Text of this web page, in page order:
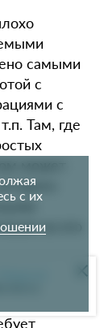
самыми
с
с
Там, где
может
на его
— он
с их